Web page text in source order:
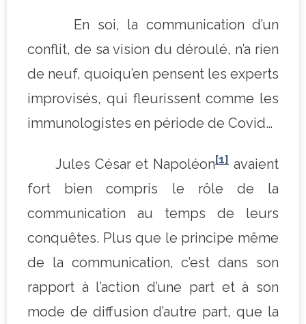
En soi, la communication d’un
conflit, de sa vision du déroulé, n’a rien
de neuf, quoiqu’en pensent les experts
improvisés, qui fleurissent comme les
immunologistes en période de Covid…
Jules César et Napoléon[1]avaient
fort bien compris le rôle de la
communication au temps de leurs
conquêtes. Plus que le principe même
de la communication, c’est dans son
rapport à l’action d’une part et à son
mode de diffusion d’autre part, que la